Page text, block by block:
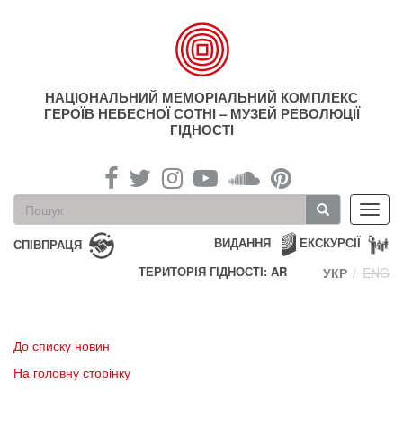
НАЦІОНАЛЬНИЙ МЕМОРІАЛЬНИЙ КОМПЛЕКС
ГЕРОЇВ НЕБЕСНОЇ СОТНІ – МУЗЕЙ РЕВОЛЮЦІЇ
ГІДНОСТІ
Пошукова
форма
Пошук
СПІВПРАЦЯ ЕКСКУРСІЇ
ВИДАННЯ
ТЕРИТОРІЯ ГІДНОСТІ: AR
УКР ENG
До списку новин
На головну сторінку